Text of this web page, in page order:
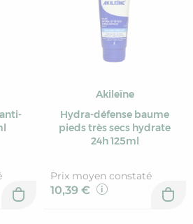
Akileïne
Hydra-défense baume
pieds très secs hydrate
24h 125ml
Prix moyen constaté
10,39 €